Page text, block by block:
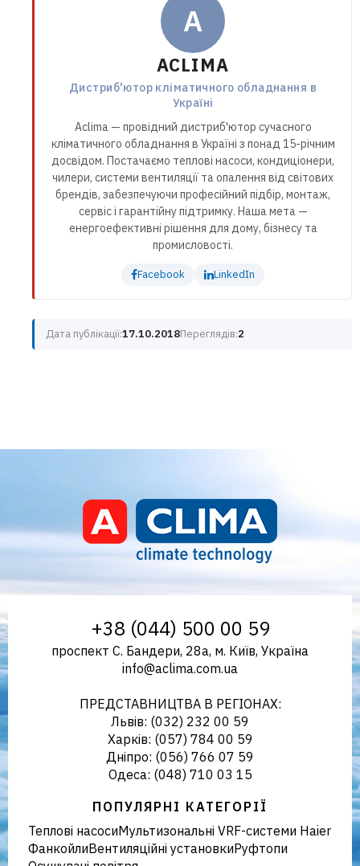
A
ACLIMA
Дистриб'ютор кліматичного обладнання в
Україні
Aclima — провідний дистриб'ютор сучасного
кліматичного обладнання в Україні з понад 15-річним
досвідом. Постачаємо теплові насоси, кондиціонери,
чилери, системи вентиляції та опалення від світових
брендів, забезпечуючи професійний підбір, монтаж,
сервіс і гарантійну підтримку. Наша мета —
енергоефективні рішення для дому, бізнесу та
промисловості.
Facebook LinkedIn
Дата публікації:17.10.2018Переглядів:2
Україні
+38 (044) 500 00 59
проспект С. Бандери, 28а, м. Київ, Україна
info@aclima.com.ua
ПРЕДСТАВНИЦТВА В РЕГІОНАХ:
Львів: (032) 232 00 59
Харків: (057) 784 00 59
Дніпро: (056) 766 07 59
Одеса: (048) 710 03 15
ПОПУЛЯРНІ КАТЕГОРІЇ
Теплові насосиМультизональні VRF-системи Haier
ФанкойлиВентиляційні установкиРуфтопи